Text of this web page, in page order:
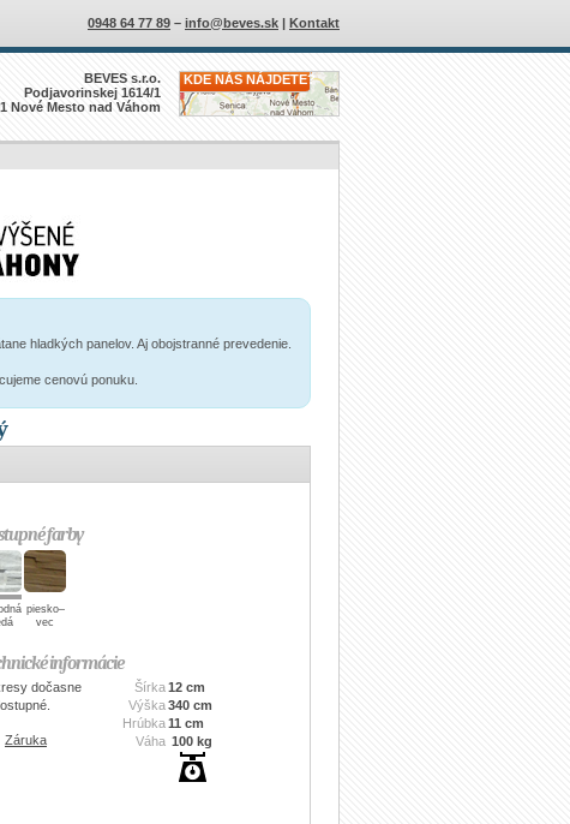
KDE NÁS NÁJDETE?
BEVES s.r.o.
Podjavorinskej 1614/1
Nové Mesto nad Váhom
hladkých panelov. Aj obojstranné prevedenie.
cenovú ponuku.
farby
piesko–
vec
informácie
dočasne
Záruka
Šírka12 cm
Výška340 cm
Hrúbka11 cm
Váha 100 kg
0948 64 77 89 – info@beves.sk | Kontakt